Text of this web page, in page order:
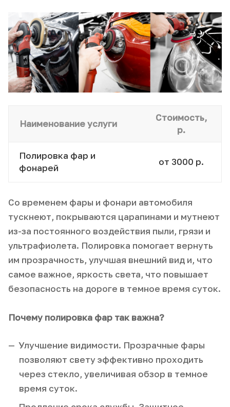
Наименование услуги
Стоимость,
р.
Полировка фар и
фонарей
от 3000 р.
Со временем фары и фонари автомобиля
тускнеют, покрываются царапинами и мутнеют
из-за постоянного воздействия пыли, грязи и
ультрафиолета. Полировка помогает вернуть
им прозрачность, улучшая внешний вид и, что
самое важное, яркость света, что повышает
безопасность на дороге в темное время суток.
Почему полировка фар так важна?
Улучшение видимости. Прозрачные фары
позволяют свету эффективно проходить
через стекло, увеличивая обзор в темное
время суток.